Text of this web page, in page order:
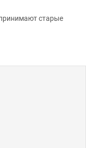
старые